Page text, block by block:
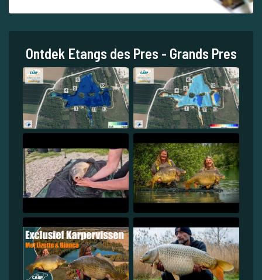
Ontdek Etangs des Pres - Grands Pres